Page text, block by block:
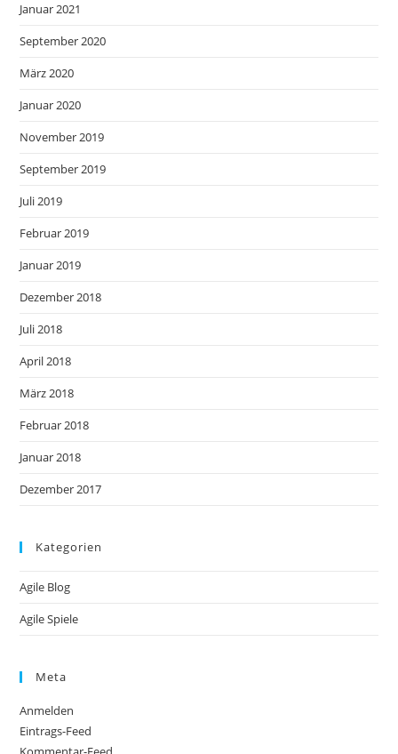
Januar 2021
September 2020
März 2020
Januar 2020
November 2019
September 2019
Juli 2019
Februar 2019
Januar 2019
Dezember 2018
Juli 2018
April 2018
März 2018
Februar 2018
Januar 2018
Dezember 2017
Kategorien
Agile Blog
Agile Spiele
Meta
Anmelden
Eintrags-Feed